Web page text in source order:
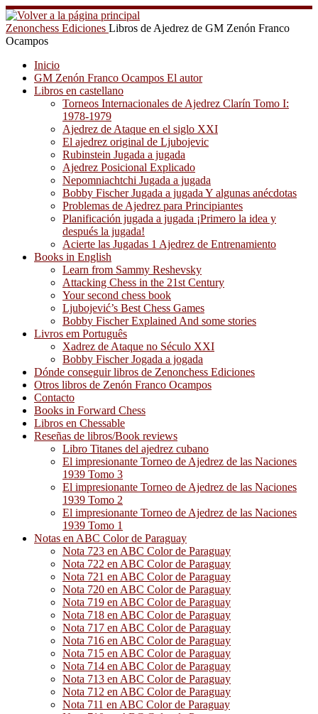
Saltar
al
contenido
Zenonchess Ediciones Libros de Ajedrez de GM Zenón Franco
Ocampos
Inicio
GM Zenón Franco Ocampos El autor
Libros en castellano
Torneos Internacionales de Ajedrez Clarín Tomo I:
1978-1979
Ajedrez de Ataque en el siglo XXI
El ajedrez original de Ljubojevic
Rubinstein Jugada a jugada
Ajedrez Posicional Explicado
Nepomniachtchi Jugada a jugada
Bobby Fischer Jugada a jugada Y algunas anécdotas
Problemas de Ajedrez para Principiantes
Planificación jugada a jugada ¡Primero la idea y
después la jugada!
Acierte las Jugadas 1 Ajedrez de Entrenamiento
Books in English
Learn from Sammy Reshevsky
Attacking Chess in the 21st Century
Your second chess book
Ljubojević’s Best Chess Games
Bobby Fischer Explained And some stories
Livros em Português
Xadrez de Ataque no Século XXI
Bobby Fischer Jogada a jogada
Dónde conseguir libros de Zenonchess Ediciones
Otros libros de Zenón Franco Ocampos
Contacto
Books in Forward Chess
Libros en Chessable
Reseñas de libros/Book reviews
Libro Titanes del ajedrez cubano
El impresionante Torneo de Ajedrez de las Naciones
1939 Tomo 3
El impresionante Torneo de Ajedrez de las Naciones
1939 Tomo 2
El impresionante Torneo de Ajedrez de las Naciones
1939 Tomo 1
Notas en ABC Color de Paraguay
Nota 723 en ABC Color de Paraguay
Nota 722 en ABC Color de Paraguay
Nota 721 en ABC Color de Paraguay
Nota 720 en ABC Color de Paraguay
Nota 719 en ABC Color de Paraguay
Nota 718 en ABC Color de Paraguay
Nota 717 en ABC Color de Paraguay
Nota 716 en ABC Color de Paraguay
Nota 715 en ABC Color de Paraguay
Nota 714 en ABC Color de Paraguay
Nota 713 en ABC Color de Paraguay
Nota 712 en ABC Color de Paraguay
Nota 711 en ABC Color de Paraguay